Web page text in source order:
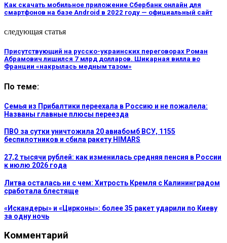
Как скачать мобильное приложение Сбербанк онлайн для
смартфонов на базе Android в 2022 году — официальный сайт
следующая статья
Присутствующий на русско-украинских переговорах Роман
Абрамович лишился 7 млрд долларов. Шикарная вилла во
Франции «накрылась медным тазом»
По теме:
Семья из Прибалтики переехала в Россию и не пожалела:
Названы главные плюсы переезда
ПВО за сутки уничтожила 20 авиабомб ВСУ, 1155
беспилотников и сбила ракету HIMARS
27,2 тысячи рублей: как изменилась средняя пенсия в России
к июлю 2026 года
Литва осталась ни с чем: Хитрость Кремля с Калининградом
сработала блестяще
«Искандеры» и «Цирконы»: более 35 ракет ударили по Киеву
за одну ночь
Комментарий